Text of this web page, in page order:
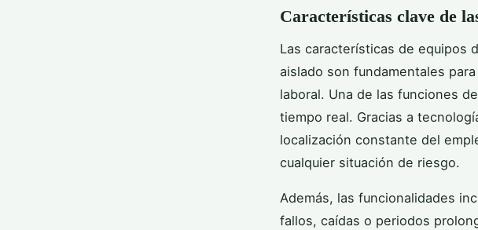
Características clave de
Las características de equipos
aislado son fundamentales
laboral. Una de las funciones
tiempo real. Gracias a
localización constante del
cualquier situación de riesgo.
Además, las funcionalidades
fallos, caídas o periodos